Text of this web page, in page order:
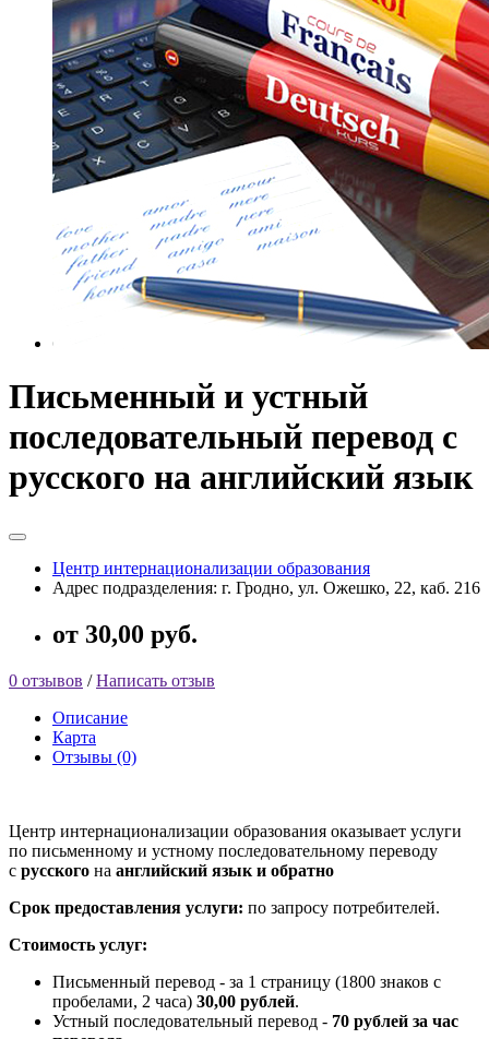
Письменный и устный
последовательный перевод с
русского на английский язык
Центр интернационализации образования
Адрес подразделения: г. Гродно, ул. Ожешко, 22, каб. 216
от 30,00 руб.
0 отзывов /Написать отзыв
Описание
Карта
Отзывы (0)
Центр интернационализации образования оказывает услуги
по письменному и устному последовательному переводу
с русского на английский язык и обратно
Срок предоставления услуги: по запросу потребителей.
Стоимость услуг:
Письменный перевод - за 1 страницу (1800 знаков с
пробелами, 2 часа) 30,00 рублей.
Устный последовательный перевод - 70 рублей за час